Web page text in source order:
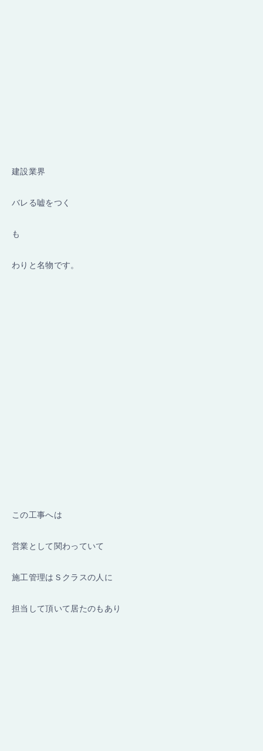
建設業界
バレる嘘をつく
も
わりと名物です。
この工事へは
営業として関わっていて
施工管理はＳクラスの人に
担当して頂いて居たのもあり